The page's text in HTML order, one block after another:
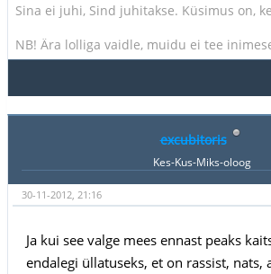
Sina ei juhi, Sind juhitakse. Küsimus on,
NB! Ära lolliga vaidle, muidu ei tee
excubitoris
Kes-Kus-Miks-oloog
30-11-2012, 21:16
Ja kui see valge mees ennast peaks
endalegi üllatuseks, et on rassist, nats,